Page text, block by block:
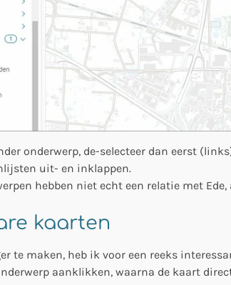
onderwerp, de-selecteer dan eerst
uit- en inklappen.
hebben niet echt een relatie met
kaarten
te maken, heb ik voor een reeks
aanklikken, waarna de kaart